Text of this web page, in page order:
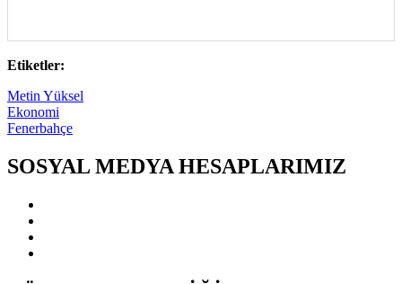
Etiketler:
Metin Yüksel
Ekonomi
Fenerbahçe
SOSYAL MEDYA HESAPLARIMIZ